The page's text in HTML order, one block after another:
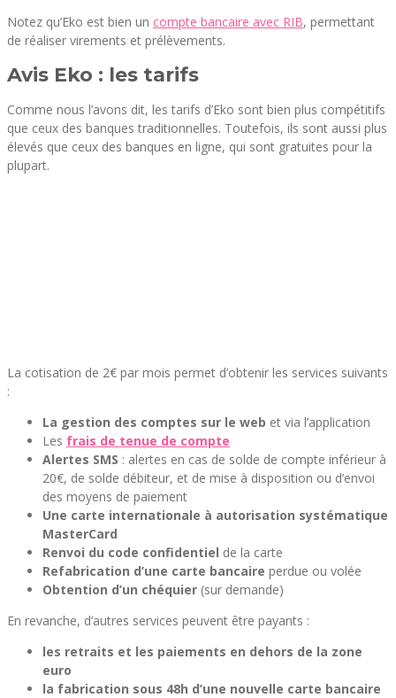
Notez qu’Eko est bien un compte bancaire avec RIB, permettant
de réaliser virements et prélèvements.
Avis Eko : les tarifs
Comme nous l’avons dit, les tarifs d’Eko sont bien plus compétitifs
que ceux des banques traditionnelles. Toutefois, ils sont aussi plus
élevés que ceux des banques en ligne, qui sont gratuites pour la
plupart.
La cotisation de 2€ par mois permet d’obtenir les services suivants
:
La gestion des comptes sur le web et via l’application
Les frais de tenue de compte
Alertes SMS : alertes en cas de solde de compte inférieur à
20€, de solde débiteur, et de mise à disposition ou d’envoi
des moyens de paiement
Une carte internationale à autorisation systématique
MasterCard
Renvoi du code confidentiel de la carte
Refabrication d’une carte bancaire perdue ou volée
Obtention d’un chéquier (sur demande)
En revanche, d’autres services peuvent être payants :
les retraits et les paiements en dehors de la zone
euro
la fabrication sous 48h d’une nouvelle carte bancaire